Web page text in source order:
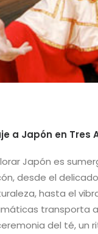
a Japón en Tres
Japón es
desde el
hasta el
transporta
del té, un